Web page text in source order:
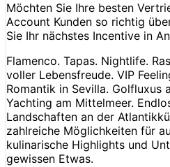
Möchten Sie Ihre besten
Account Kunden so richtig
Sie Ihr nächstes Incentive in
Flamenco. Tapas. Nightlife.
voller Lebensfreude. VIP
Romantik in Sevilla. Golfluxus
Yachting am Mittelmeer.
Landschaften an der
zahlreiche Möglichkeiten für
kulinarische Highlights und
gewissen Etwas.